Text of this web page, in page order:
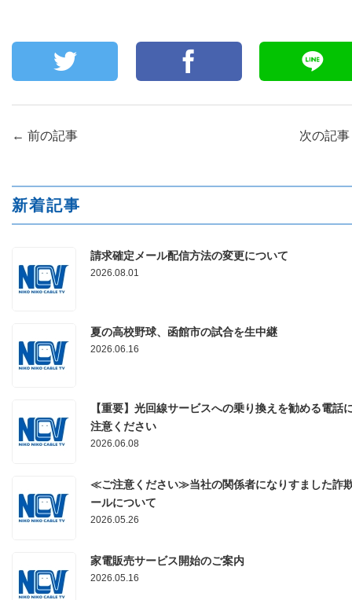
← 前の記事 次の記事
新着記事
請求確定メール配信方法の変更について
2026.08.01
夏の高校野球、函館市の試合を生中継
2026.06.16
【重要】光回線サービスへの乗り換えを勧める電話
注意ください
2026.06.08
≪ご注意ください≫当社の関係者になりすました詐
ールについて
2026.05.26
家電販売サービス開始のご案内
2026.05.16